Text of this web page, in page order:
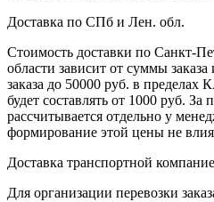
Доставка по СПб и Лен. обл.
Стоимость доставки по Санкт-
области зависит от суммы
заказа до 50000 руб. в пределах
будет составлять от 1000 руб.
рассчитывается отдельно у
формирование этой цены не
Доставка транспортной
Для организации перевозки